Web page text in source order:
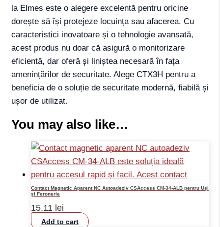
la Elmes este o alegere excelentă pentru oricine
dorește să își protejeze locuința sau afacerea. Cu
caracteristici inovatoare și o tehnologie avansată,
acest produs nu doar că asigură o monitorizare
eficientă, dar oferă și liniștea necesară în fața
amenințărilor de securitate. Alege CTX3H pentru a
beneficia de o soluție de securitate modernă, fiabilă și
ușor de utilizat.
You may also like…
Contact Magnetic Aparent NC Autoadeziv CSAccess CM-34-ALB pentru Uși
și Feronerie
15,11 lei
Add to cart